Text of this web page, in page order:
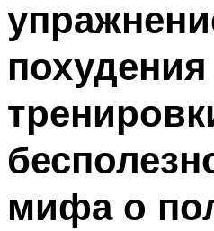
мифа о